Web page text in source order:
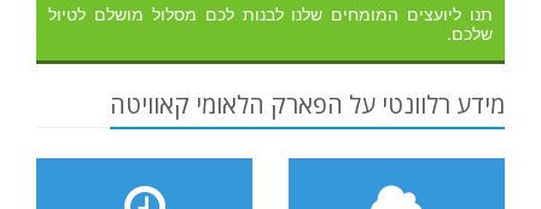
תנו ליועצים המומחים שלנו לבנות לכם מסלול מושלם לטיול
שלכם.
מידע רלוונטי על הפארק הלאומי קאוויטה